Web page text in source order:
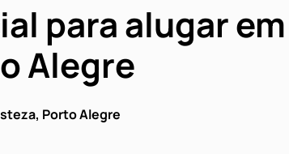
para alugar em
Alegre
Porto Alegre